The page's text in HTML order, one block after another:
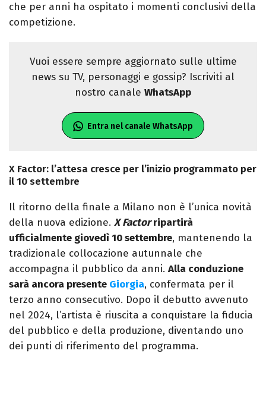
che per anni ha ospitato i momenti conclusivi della
competizione.
Vuoi essere sempre aggiornato sulle ultime
news su TV, personaggi e gossip? Iscriviti al
nostro canale WhatsApp
Entra nel canale WhatsApp
X Factor: l’attesa cresce per l’inizio programmato per
il 10 settembre
Il ritorno della finale a Milano non è l’unica novità
della nuova edizione. X Factorripartirà
ufficialmente giovedì 10 settembre, mantenendo la
tradizionale collocazione autunnale che
accompagna il pubblico da anni. Alla conduzione
sarà ancora presente Giorgia, confermata per il
terzo anno consecutivo. Dopo il debutto avvenuto
nel 2024, l’artista è riuscita a conquistare la fiducia
del pubblico e della produzione, diventando uno
dei punti di riferimento del programma.